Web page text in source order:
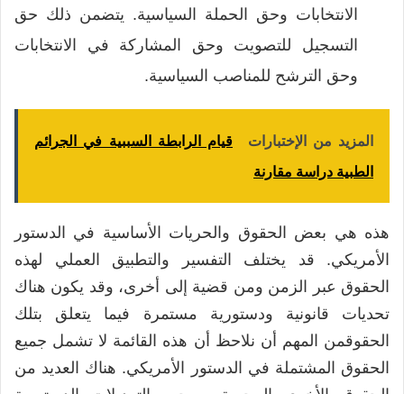
الانتخابات وحق الحملة السياسية. يتضمن ذلك حق
التسجيل للتصويت وحق المشاركة في الانتخابات
وحق الترشح للمناصب السياسية.
المزيد من الإختبارات
قيام الرابطة السببية في الجرائم
الطبية دراسة مقارنة
هذه هي بعض الحقوق والحريات الأساسية في الدستور
الأمريكي. قد يختلف التفسير والتطبيق العملي لهذه
الحقوق عبر الزمن ومن قضية إلى أخرى، وقد يكون هناك
تحديات قانونية ودستورية مستمرة فيما يتعلق بتلك
الحقوقمن المهم أن نلاحظ أن هذه القائمة لا تشمل جميع
الحقوق المشتملة في الدستور الأمريكي. هناك العديد من